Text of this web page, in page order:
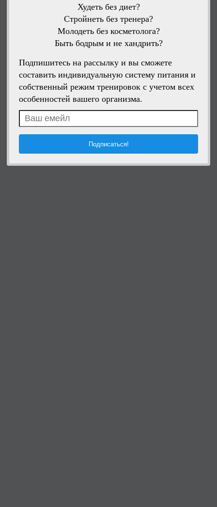
Худеть без диет?
Стройнеть без тренера?
Молодеть без косметолога?
Быть бодрым и не хандрить?
Подпишитесь на рассылку и вы сможете
составить индивидуальную систему питания и
собственный режим тренировок с учетом всех
особенностей вашего организма.